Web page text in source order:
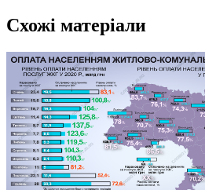
Схожі матеріали